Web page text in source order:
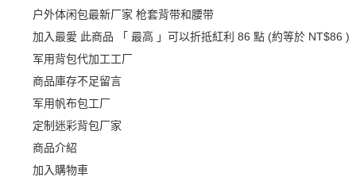
户外体闲包最新厂家 枪套背带和腰带
加入最愛 此商品 「 最高 」可以折抵紅利 86 點 (約等於 NT$86 )
军用背包代加工工厂
商品庫存不足留言
军用帆布包工厂
定制迷彩背包厂家
商品介紹
加入購物車